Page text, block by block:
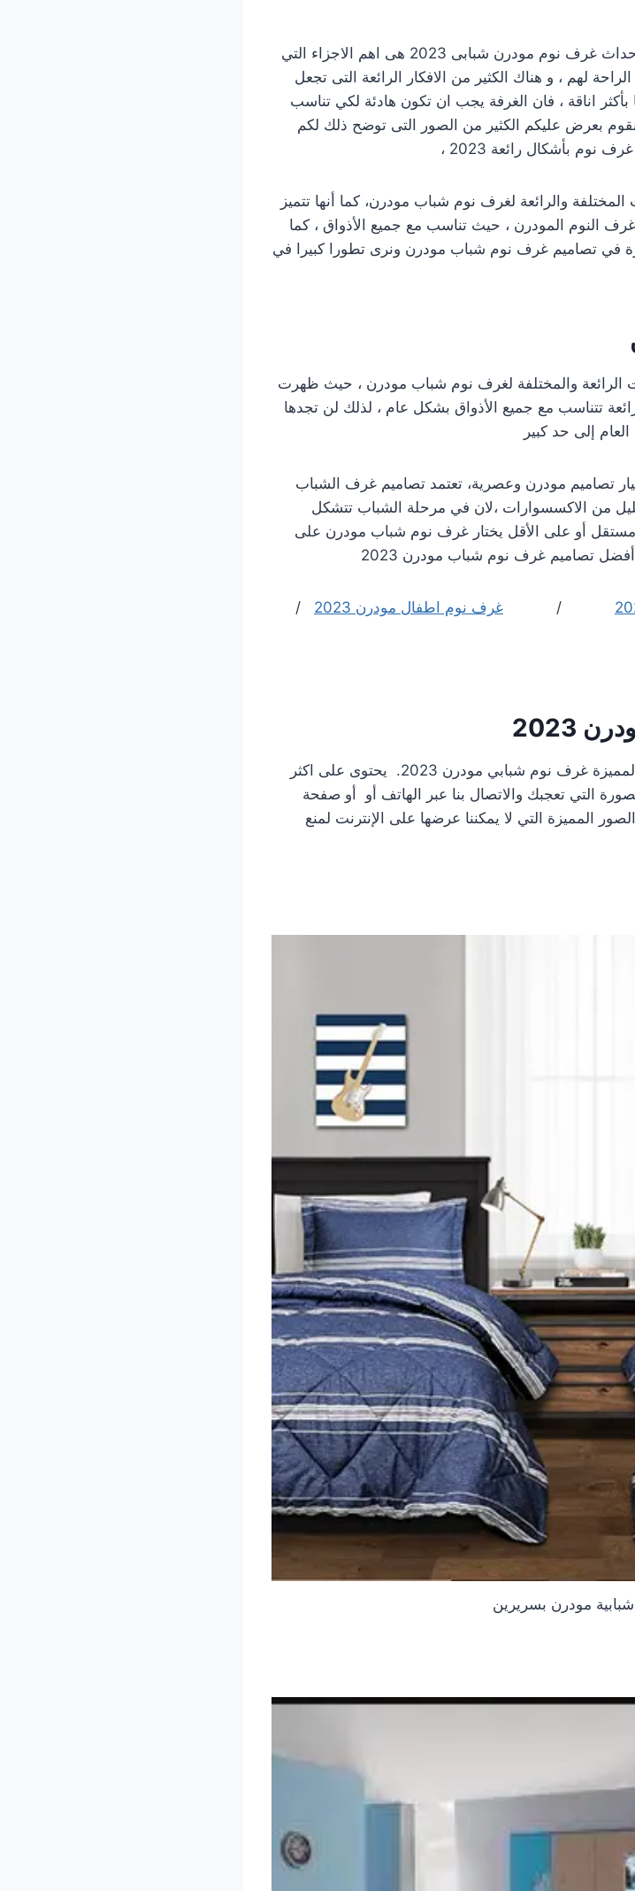
إن غرف نوم شباب مودرن 2023 حيث تعتبر احداث غرف نوم مودرن شبابى 2023 هى اهم الاجزاء التي
لهم ، و هناك الكثير من الافكار الرائعة التى تجعل
بأكثر اناقة ، فان الغرفة يجب ان تكون هادئة لكي تناسب
بعرض عليكم الكثير من الصور التى توضح ذلك لكم
بأشكال رائعة 2023 ،
والرائعة لغرف نوم شباب مودرن، كما أنها تتميز
النوم المودرن ، حيث تناسب مع جميع الأذواق ، كما
في تصاميم غرف نوم شباب مودرن ونرى تطورا كبيرا في
الرائعة والمختلفة لغرف نوم شباب مودرن ، حيث ظهرت
تتناسب مع جميع الأذواق بشكل عام ، لذلك لن تجدها
إلى حد كبير
تصاميم مودرن وعصرية، تعتمد تصاميم غرف الشباب
من الاكسسوارات ،لان في مرحلة الشباب تتشكل
أو على الأقل يختار غرف نوم شباب مودرن على
تصاميم غرف نوم شباب مودرن 2023
/ غرف نوم اطفال مودرن 2023 /
ستشاهد الآن أكبر مجموعة من احداث الصور المميزة غرف نوم شبابي مودرن 2023. يحتوى على اكثر
المميزة التي لا يمكننا عرضها على الإنترنت لمنع
مودرن بسريرين